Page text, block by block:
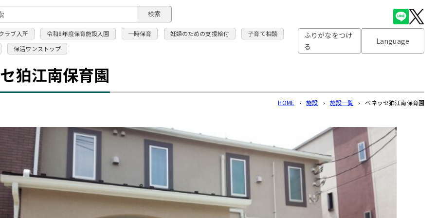
このページの本文へ
検索
ラブ入所 令和8年度保育施設入園 一時保育 妊婦のための支援給付
子育て相談
保活ワンストップ
ふりがなをつけ
る
Language
狛江南保育園
HOME › 施設 › 施設一覧 › ベネッセ狛江南保育園